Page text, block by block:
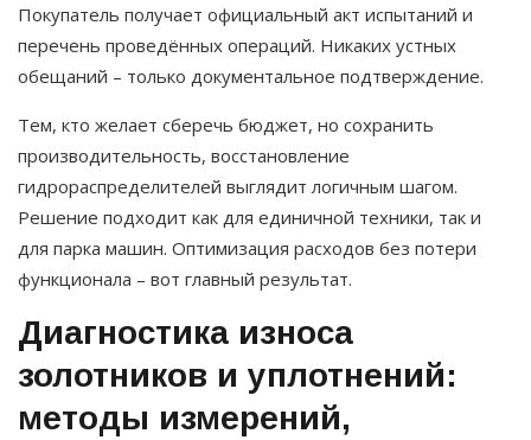
Покупатель получает официальный акт испытаний и
перечень проведённых операций. Никаких устных
обещаний – только документальное подтверждение.
Тем, кто желает сберечь бюджет, но сохранить
производительность, восстановление
гидрораспределителей выглядит логичным шагом.
Решение подходит как для единичной техники, так и
для парка машин. Оптимизация расходов без потери
функционала – вот главный результат.
Диагностика износа
золотников и уплотнений:
методы измерений,